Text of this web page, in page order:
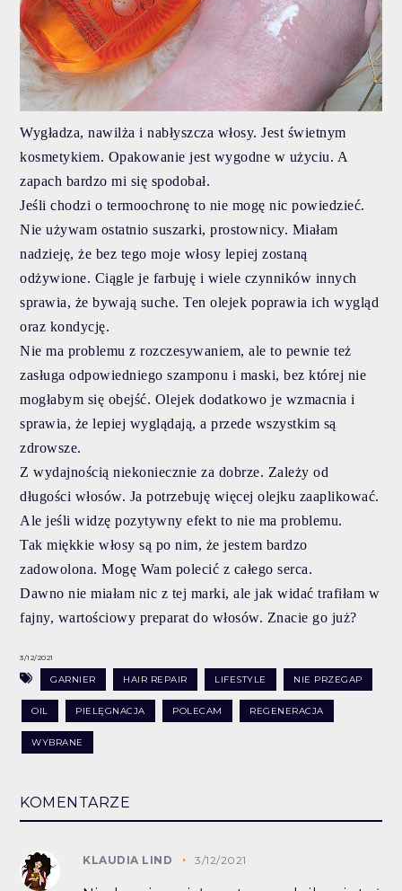
Wygładza, nawilża i nabłyszcza włosy. Jest świetnym
kosmetykiem. Opakowanie jest wygodne w użyciu. A
zapach bardzo mi się spodobał.
Jeśli chodzi o termoochronę to nie mogę nic powiedzieć.
Nie używam ostatnio suszarki, prostownicy. Miałam
nadzieję, że bez tego moje włosy lepiej zostaną
odżywione. Ciągle je farbuję i wiele czynników innych
sprawia, że bywają suche.Ten olejek poprawia ich wygląd
oraz kondycję.
Nie ma problemu z rozczesywaniem, ale to pewnie też
zasługa odpowiedniego szamponu i maski, bez której nie
mogłabym się obejść. Olejek dodatkowo je wzmacnia i
sprawia, że lepiej wyglądają, a przede wszystkim są
zdrowsze.
Z wydajnością niekoniecznie za dobrze. Zależy od
długości włosów. Ja potrzebuję więcej olejku zaaplikować.
Ale jeśli widzę pozytywny efekt to nie ma problemu.
Tak miękkie włosy są po nim, że jestem bardzo
zadowolona. Mogę Wam polecić z całego serca.
Dawno nie miałam nic z tej marki, ale jak widać trafiłam w
fajny, wartościowy preparat do włosów. Znacie go już?
3/12/2021
GARNIER HAIR REPAIR LIFESTYLE NIE PRZEGAP
OIL PIELĘGNACJA POLECAM REGENERACJA
WYBRANE
KOMENTARZE
KLAUDIA LIND 3/12/2021